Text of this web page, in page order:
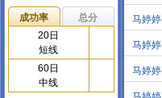
成功率
总分
20日
短线
60日
中线
马婷婷
马婷婷
马婷婷